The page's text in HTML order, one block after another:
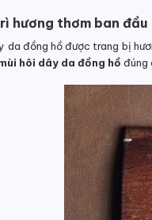
hương thơm ban đầu
da đồng hồ được trang bị
hôi dây da đồng hồ đúng